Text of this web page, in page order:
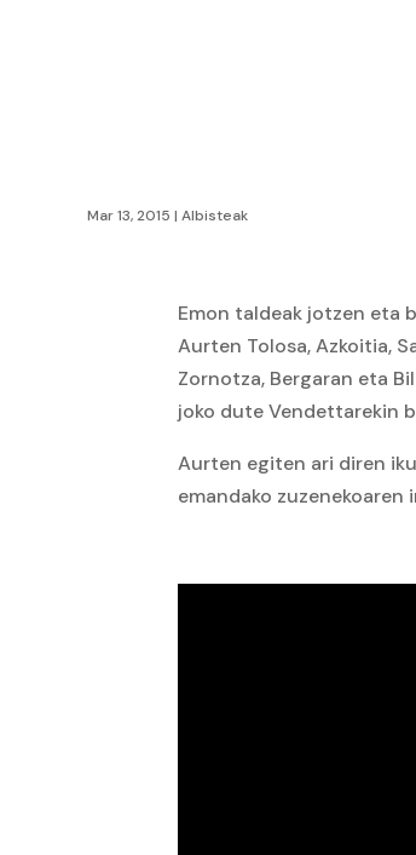
Mar 13, 2015 | Albisteak
Emon taldeak jotzen eta
Aurten Tolosa, Azkoitia,
Zornotza, Bergaran eta
joko dute Vendettarekin
Aurten egiten ari diren
emandako